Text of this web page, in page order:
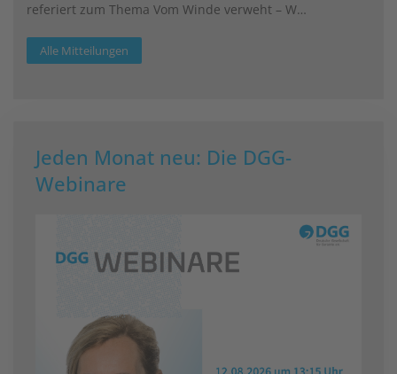
referiert zum Thema Vom Winde verweht – W…
Alle Mitteilungen
Jeden Monat neu: Die DGG-
Webinare